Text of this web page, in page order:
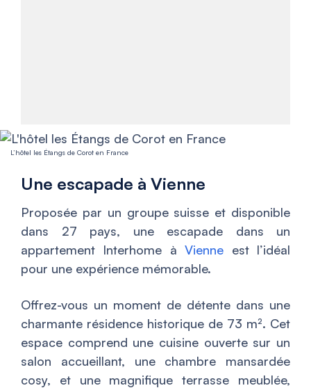
L’hôtel les Étangs de Corot en France
Une escapade à Vienne
Proposée par un groupe suisse et disponible
dans 27 pays, une escapade dans un
appartement Interhome àVienne est l’idéal
pour une expérience mémorable.
Offrez-vous un moment de détente dans une
charmante résidence historique de 73 m². Cet
espace comprend une cuisine ouverte sur un
salon accueillant, une chambre mansardée
cosy, et une magnifique terrasse meublée,